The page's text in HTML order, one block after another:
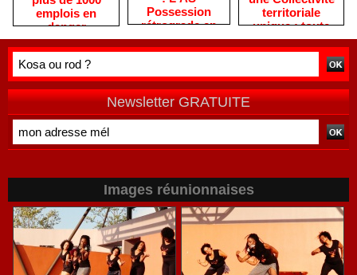
emplois en
danger
Possession
rétrograde en
deuxième
division
territoriale
unique : toute
autre prise de
position ne peut
qu'individuelle
Newsletter GRATUITE
Images réunionnaises